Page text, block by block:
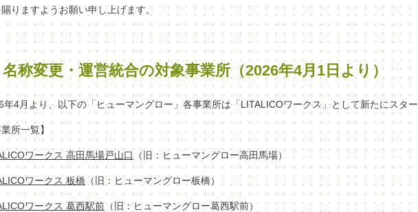
りますようお願い申し上げます。
名称変更・運営統合の対象事業所（2026年4月1日より）
年4月より、以下の「ヒューマングロー」各事業所は「LITALICOワークス」として新たにスタ
業所一覧】
ワークス 高田馬場戸山口 （旧：ヒューマングロー高田馬場）
ワークス 板橋 （旧：ヒューマングロー板橋）
ワークス 葛西駅前（旧：ヒューマングロー葛西駅前）